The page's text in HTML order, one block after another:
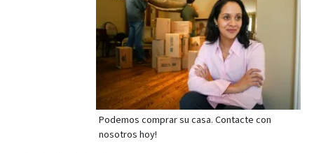
Podemos comprar su casa. Contacte con
nosotros hoy!